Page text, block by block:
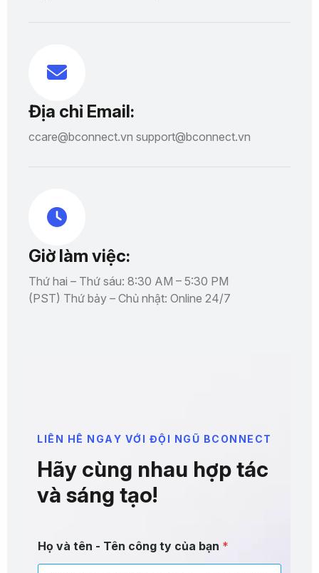
Địa chỉ Email:
ccare@bconnect.vn support@bconnect.vn
Giờ làm việc:
Thứ hai – Thứ sáu: 8:30 AM – 5:30 PM
(PST) Thứ bảy – Chủ nhật: Online 24/7
LIÊ N HÊ N GAY VỚI ĐỘ I NG Ũ BC ON NE CT
Hãy cùng nhau hợptác
và sáng tạo!
Họ và tên - Tên công ty của bạn *